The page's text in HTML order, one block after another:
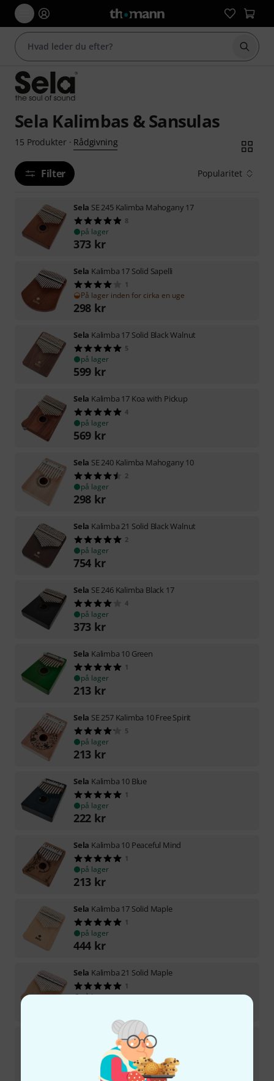
Start
Sela Kalimbas & Sansulas
15 Produkter· Rådgivning
Filter Popularitet
Sela SE 245 Kalimba Mahogany 17
8
på lager
373 kr
Sela Kalimba 17 Solid Sapelli
1
På lager inden for cirka en uge
298 kr
Sela Kalimba 17 Solid Black Walnut
5
på lager
599 kr
Sela Kalimba 17 Koa with Pickup
4
på lager
569 kr
Sela SE 240 Kalimba Mahogany 10
2
på lager
298 kr
Sela Kalimba 21 Solid Black Walnut
2
på lager
754 kr
Sela SE 246 Kalimba Black 17
4
på lager
373 kr
Sela Kalimba 10 Green
1
på lager
213 kr
Sela SE 257 Kalimba 10 Free Spirit
5
på lager
213 kr
Sela Kalimba 10 Blue
1
på lager
222 kr
Sela Kalimba 10 Peaceful Mind
1
på lager
213 kr
Sela Kalimba 17 Solid Maple
1
på lager
444 kr
Sela Kalimba 21 Solid Maple
1
på lager
Kalimba 17 Solid Black B-Stock
på lager
kr